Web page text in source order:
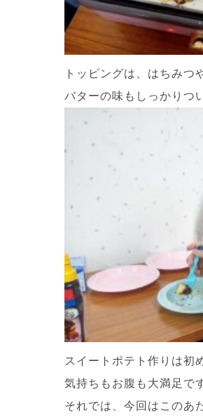
トッピングは、はちみ
バターの味もしっかりつ
スイートポテト作りは初
気持ちもお腹も大満足で
それでは、今回はこのあ